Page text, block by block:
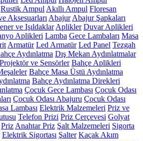
Rustik Ampul Akıllı Ampul Floresan
Aksesuarları Abajur Abajur Şapkaları
ve Işıldaklar Aplikler Duvar Aplikleri
Aplikleri Lamba Gece Lambaları Masa
Armatür Led Armatür Led Panel Tezgah
Aydınlatma Dış Mekan Aydınlatmalar
Projektör ve Sensörler Bahçe Aplikleri
Bahçe Masa Üstü Aydınlatma
Bahçe Aydınlatma Direkleri
Çocuk Gece Lambası Çocuk Odası
Çocuk Odası Abajuru Çocuk Odası
Lambası Elektrik Malzemeleri Priz ve
Telefon Prizi Priz Çerçevesi Golyat
Priz Anahtar Priz Şalt Malzemeleri Sigorta
Elektrik Sigortası Şalter Kaçak Akım